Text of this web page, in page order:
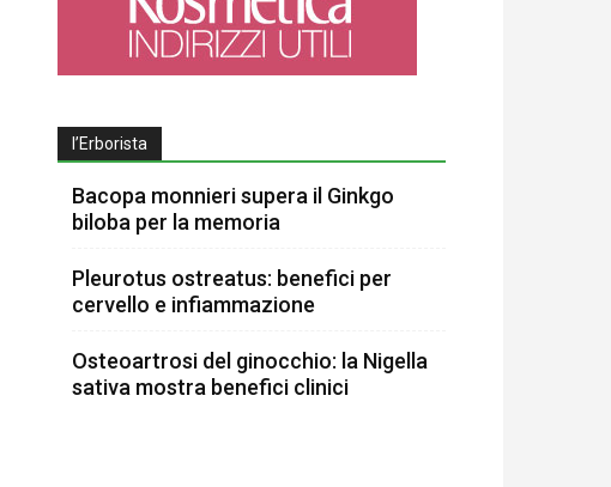
l’Erborista
Bacopa monnieri supera il Ginkgo
biloba per la memoria
Pleurotus ostreatus: benefici per
cervello e infiammazione
Osteoartrosi del ginocchio: la Nigella
sativa mostra benefici clinici